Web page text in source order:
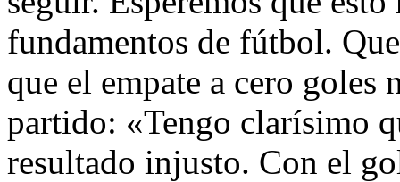
fundamentos de fútbol.
que el empate a cero
partido: «Tengo clarísimo
resultado injusto. Con el